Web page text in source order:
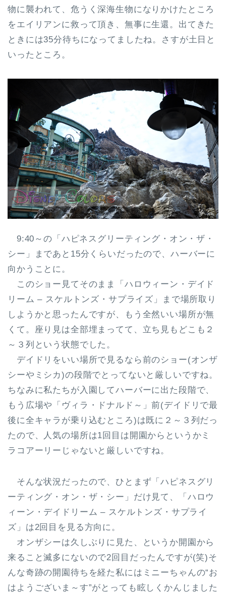
物に襲われて、危うく深海生物になりかけたところ
をエイリアンに救って頂き、無事に生還。出てきた
ときには35分待ちになってましたね。さすが土日と
いったところ。
9:40～の「ハピネスグリーティング・オン・ザ・
シー」まであと15分くらいだったので、ハーバーに
向かうことに。
このショー見てそのまま「ハロウィーン・デイド
リーム – スケルトンズ・サプライズ」まで場所取り
しようかと思ったんですが、もう全然いい場所が無
くて。座り見は全部埋まってて、立ち見もどこも２
～３列という状態でした。
デイドリをいい場所で見るなら前のショー(オンザ
シーやミシカ)の段階でとってないと厳しいですね。
ちなみに私たちが入園してハーバーに出た段階で、
もう広場や「ヴィラ・ドナルド～」前(デイドリで最
後に全キャラが乗り込むところ)は既に２～３列だっ
たので、人気の場所は1回目は開園からというかミ
ラコアーリーじゃないと厳しいですね。
そんな状況だったので、ひとまず「ハピネスグリ
ーティング・オン・ザ・シー」だけ見て、「ハロウ
ィーン・デイドリーム – スケルトンズ・サプライ
ズ」は2回目を見る方向に。
オンザシーは久しぶりに見た、というか開園から
来ること滅多にないので2回目だったんですが(笑)そ
んな奇跡の開園待ちを経た私にはミニーちゃんの“お
はようございま～す”がとっても眩しくかんじました